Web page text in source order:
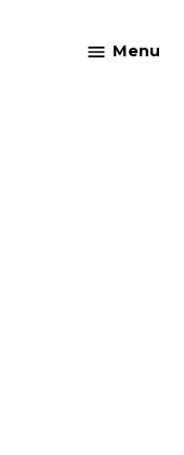
Menu